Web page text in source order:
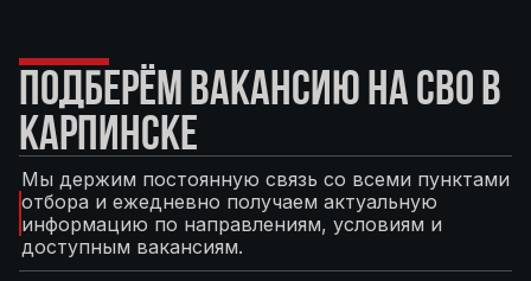
ПОДБЕРЁМ ВАКАНСИЮ НА СВО В
КАРПИНСКЕ
Мы держим постоянную связь со всеми пунктами
отбора и ежедневно получаем актуальную
информацию по направлениям, условиям и
доступным вакансиям.